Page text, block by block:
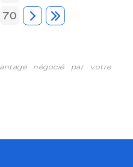
70
négocié par votre